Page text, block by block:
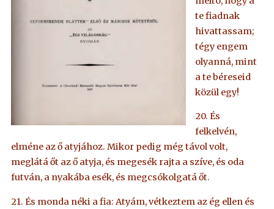
te fiadnak
hivattassam;
tégy engem
olyanná, mint
a te béreseid
közül egy!
20. És
felkelvén,
elméne az ő atyjához. Mikor pedig még távol volt,
meglátá őt az ő atyja, és megesék rajta a szíve, és oda
futván, a nyakába esék, és megcsókolgatá őt.
21. És monda néki a fia: Atyám, vétkeztem az ég ellen és